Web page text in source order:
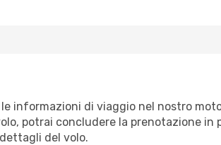
informazioni di viaggio nel nostro
potrai concludere la prenotazione in
del volo.